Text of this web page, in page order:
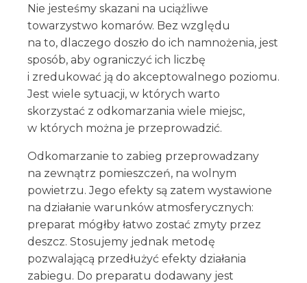
Nie jesteśmy skazani na uciążliwe
towarzystwo komarów. Bez względu
na to, dlaczego doszło do ich namnożenia, jest
sposób, aby ograniczyć ich liczbę
i zredukować ją do akceptowalnego poziomu.
Jest wiele sytuacji, w których warto
skorzystać z odkomarzania wiele miejsc,
w których można je przeprowadzić.
Odkomarzanie to zabieg przeprowadzany
na zewnątrz pomieszczeń, na wolnym
powietrzu. Jego efekty są zatem wystawione
na działanie warunków atmosferycznych:
preparat mógłby łatwo zostać zmyty przez
deszcz. Stosujemy jednak metodę
pozwalającą przedłużyć efekty działania
zabiegu. Do preparatu dodawany jest